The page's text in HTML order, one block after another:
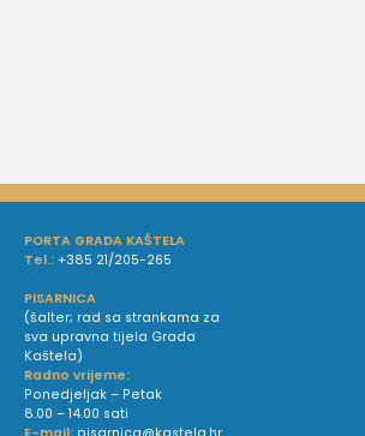
PORTA GRADA KAŠTELA
Tel.: +385 21/205-265
PISARNICA
(šalter; rad sa strankama za
sva upravna tijela Grada
Kaštela)
Radno vrijeme:
Ponedjeljak – Petak
8.00 – 14.00 sati